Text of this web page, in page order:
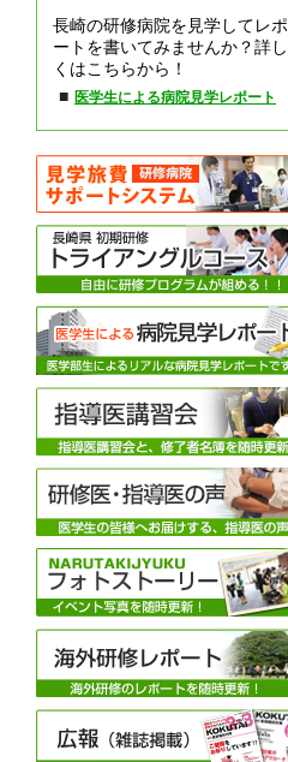
長崎の研修病院を見学してレポ
ートを書いてみませんか？詳し
くはこちらから！
■ 医学生による病院見学レポート